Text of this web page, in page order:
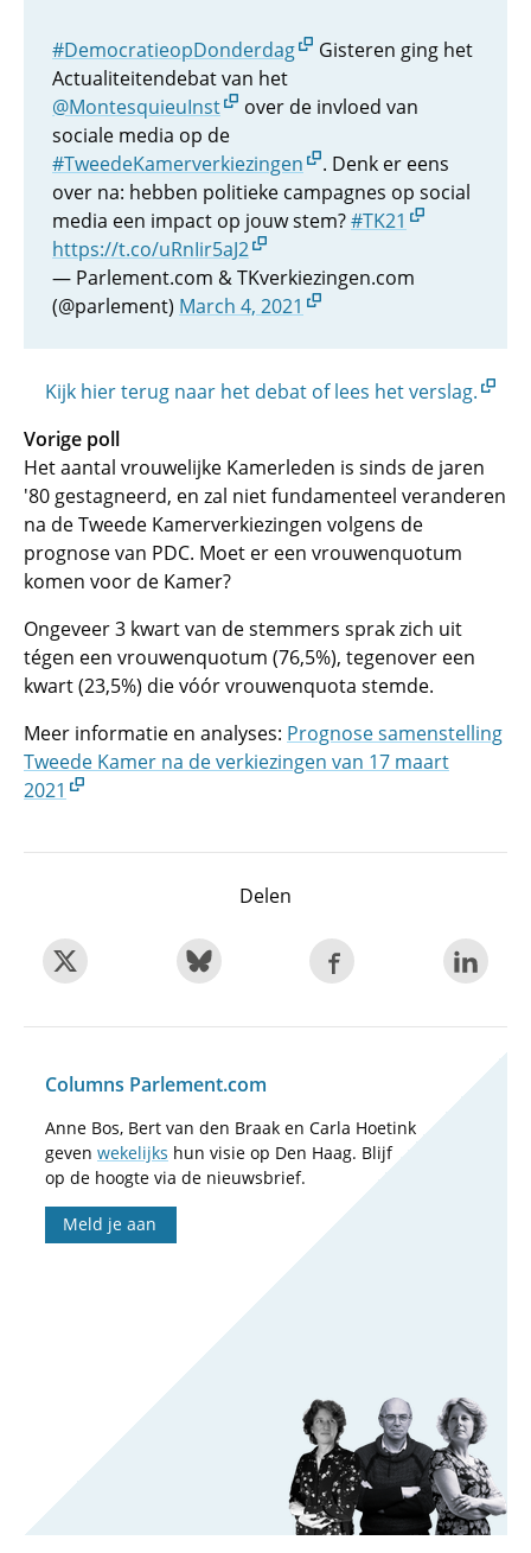
#DemocratieopDonderdag
Gisteren ging het
Actualiteitendebat van het
@MontesquieuInst
over de invloed van
sociale media op de
#TweedeKamerverkiezingen
. Denk er eens
over na: hebben politieke campagnes op social
media een impact op jouw stem?#TK21
https://t.co/uRnIir5aJ2
— Parlement.com & TKverkiezingen.com
(@parlement) March 4, 2021
Kijk hier terug naar het debat of lees het verslag.
Vorige poll
Het aantal vrouwelijke Kamerleden is sinds de jaren
'80 gestagneerd, en zal niet fundamenteel veranderen
na de Tweede Kamerverkiezingen volgens de
prognose van PDC. Moet er een vrouwenquotum
komen voor de Kamer?
Ongeveer 3 kwart van de stemmers sprak zich uit
tégen een vrouwenquotum (76,5%), tegenover een
kwart (23,5%) die vóór vrouwenquota stemde.
Meer informatie en analyses: Prognose samenstelling
Tweede Kamer na de verkiezingen van 17 maart
2021
Delen
Columns Parlement.com
Anne Bos, Bert van den Braak en Carla Hoetink
geven wekelijks hun visie op Den Haag. Blijf
op de hoogte via de nieuwsbrief.
Meld je aan